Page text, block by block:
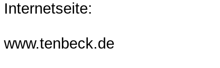
Internetseite:
www.tenbeck.de